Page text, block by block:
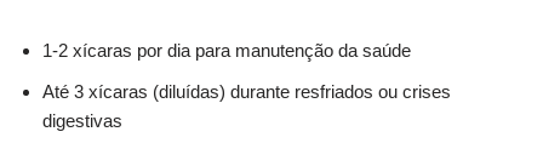
1-2 xícaras por dia para manutenção da saúde
Até 3 xícaras (diluídas) durante resfriados ou crises
digestivas